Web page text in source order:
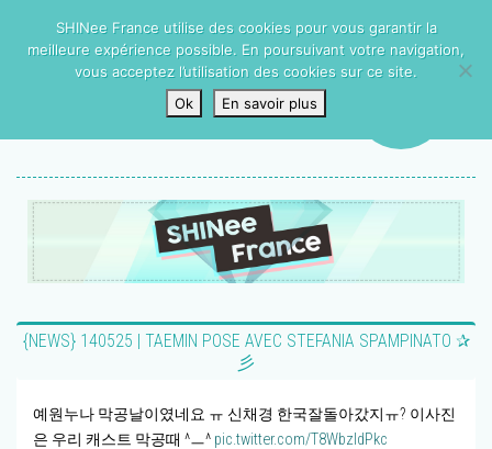
{NEWS} 140525 | TAEMIN POSE AVEC STEFANIA SPAMPINATO ✰
彡
예원누나 막공날이였네요 ㅠ 신채경 한국잘돌아갔지ㅠ? 이사진
은 우리 캐스트 막공때 ^ㅡ^ pic.twitter.com/T8WbzIdPkc
SHINee France utilise des cookies pour vous garantir la
meilleure expérience possible. En poursuivant votre navigation,
vous acceptez l’utilisation des cookies sur ce site.
Ok
En savoir plus